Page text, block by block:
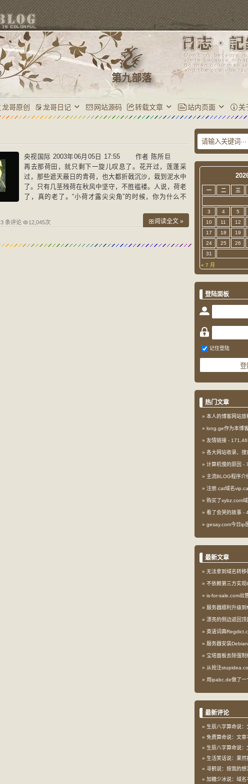
第九部落
龙哥原创 龙哥日记 网站源码 转载文章 站内页面 关
央视国际 2003年06月05日 17:55 作者 陈所巨
再去那荷田，就只剩下一旋儿叹息了。花开过，莲蓬采
过，那些遮天蔽日的青荷，也大都折戟沉沙，栽到泥水中
了。只有几茎残荷在秋风中坚守，不胜褴褛。人说，荷老
了，真的老了。“小荷才露尖尖角”的时候，你为什么不
3 条评论 12,045次 阅读全文 »
一 二 三
3
4 5
10
11 12
17
18 19
24
25 26
31
« 7 月
登陆面板
记住登陆
热门文章
本人的博客网站旅
long.ge作为本博
友情链接 -
各大网站收录、搜
计算机慢的原因 -
主流BLOG程序介
注册.cat域名
购买了xybz.com
看了会哭的故事 -
gesay.com今日ip
最新文章
无法拿到域名转移
不依赖第三方实
is-for-sale.com出
服务器顺利升级
漂亮的侧边返回顶
英语词典
服务器安装
宝塔面板去除强
从抢注
用ipabc.de做了一
最新评论
生辰八字算命说：
免费算命说：文
生辰八字算命说：
生活笑话说：果
寻鹤说：按我的想
加糖少冰说：域名